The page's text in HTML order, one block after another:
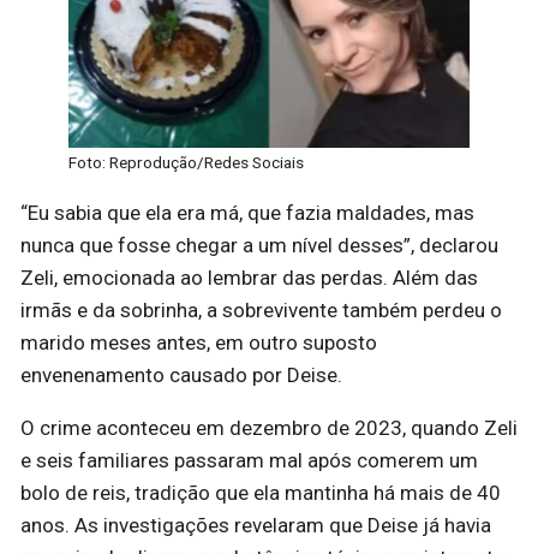
Foto: Reprodução/Redes Sociais
“Eu sabia que ela era má, que fazia maldades, mas
nunca que fosse chegar a um nível desses”, declarou
Zeli, emocionada ao lembrar das perdas. Além das
irmãs e da sobrinha, a sobrevivente também perdeu o
marido meses antes, em outro suposto
envenenamento causado por Deise.
O crime aconteceu em dezembro de 2023, quando Zeli
e seis familiares passaram mal após comerem um
bolo de reis, tradição que ela mantinha há mais de 40
anos. As investigações revelaram que Deise já havia